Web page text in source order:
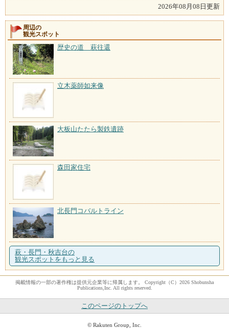
2026年08月08日更新
周辺の
観光スポット
歴史の道 萩往還
立木薬師如来像
大板山たたら製鉄遺跡
森田家住宅
北長門コバルトライン
萩・長門・秋吉台の
観光スポットをもっと見る
掲載情報の一部の著作権は提供元企業等に帰属します。 Copyright（C）2026 Shobunsha
Publications,Inc. All rights reserved.
このページのトップへ
© Rakuten Group, Inc.